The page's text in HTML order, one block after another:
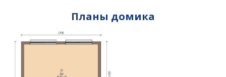
Планы домика